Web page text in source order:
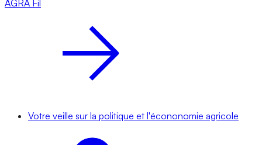
AGRA Fil
Votre veille sur la politique et l'écononomie agricole